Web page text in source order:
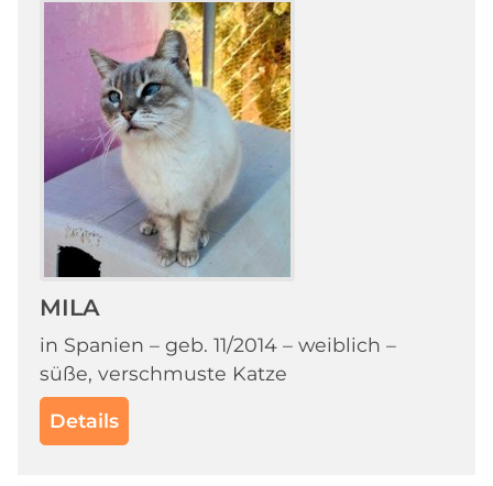
MILA
in Spanien – geb. 11/2014 – weiblich –
süße, verschmuste Katze
Details